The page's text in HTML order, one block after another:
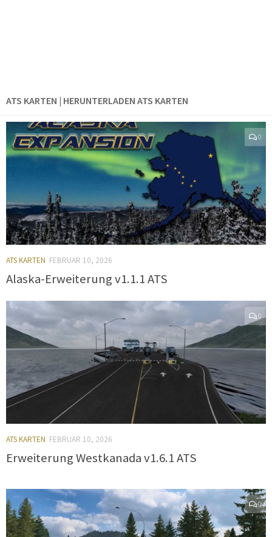
ATS KARTEN | HERUNTERLADEN ATS KARTEN
0
ATS KARTEN FEBRUAR 10, 2026
Alaska-Erweiterung v1.1.1 ATS
0
ATS KARTEN FEBRUAR 10, 2026
Erweiterung Westkanada v1.6.1 ATS
0